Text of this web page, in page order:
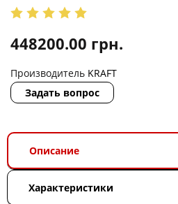
448200.00 грн.
Производитель KRAFT
Задать вопрос
Описание
Характеристики